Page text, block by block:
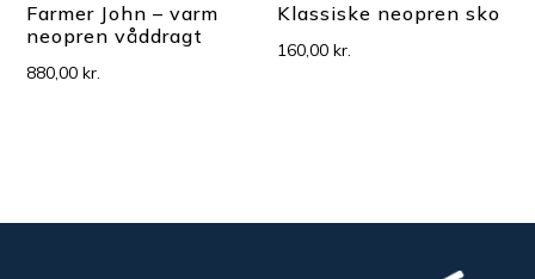
Farmer John – varm
neopren våddragt
880,00kr.
Klassiske neopren sko
160,00kr.